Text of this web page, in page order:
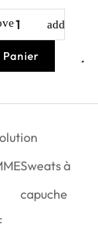
Sweats à
capuche